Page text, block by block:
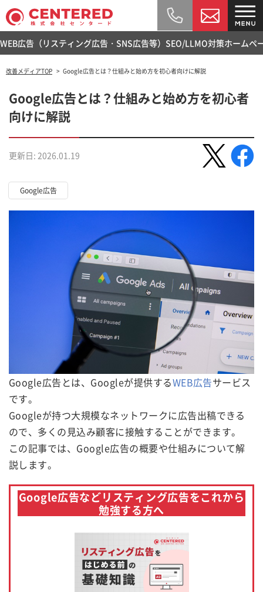
WEB広告（リスティング広告・SNS広告等） SEO/LLMO対策ホームペ
改善メディアTOP Google広告とは？仕組みと始め方を初心者向けに解説
Google広告とは？仕組みと始め方を初心者
向けに解説
更新日: 2026.01.19
Google広告
Google広告とは、Googleが提供するWEB広告サービス
です。
Googleが持つ大規模なネットワークに広告出稿できる
ので、多くの見込み顧客に接触することができます。
この記事では、Google広告の概要や仕組みについて解
説します。
Google広告などリスティング広告をこれから
勉強する方へ